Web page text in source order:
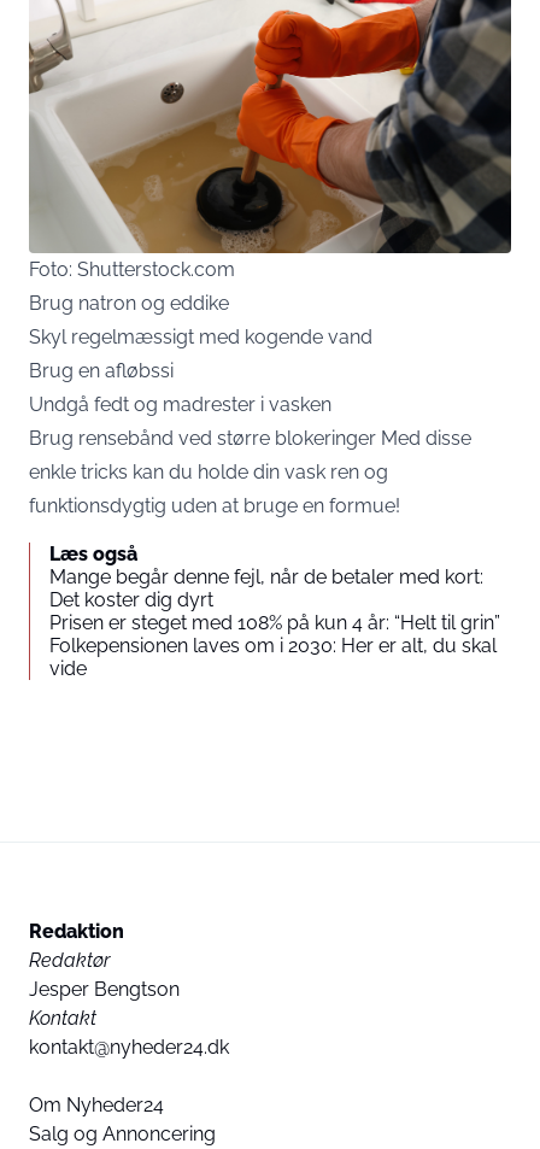
Foto: Shutterstock.com
Brug natron og eddike
Skyl regelmæssigt med kogende vand
Brug en afløbssi
Undgå fedt og madrester i vasken
Brug rensebånd ved større blokeringer Med disse
enkle tricks kan du holde din vask ren og
funktionsdygtig uden at bruge en formue!
Læs også
Mange begår denne fejl, når de betaler med kort:
Det koster dig dyrt
Prisen er steget med 108% på kun 4 år: “Helt til grin”
Folkepensionen laves om i 2030: Her er alt, du skal
vide
Redaktion
Redaktør
Jesper Bengtson
Kontakt
kontakt@nyheder24.dk
Om Nyheder24
Salg og Annoncering